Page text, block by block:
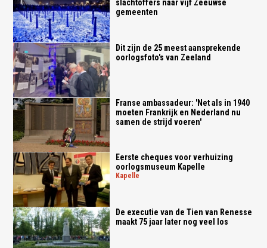
slachtoffers naar vijf Zeeuwse
gemeenten
Dit zijn de 25 meest aansprekende
oorlogsfoto's van Zeeland
Franse ambassadeur: 'Net als in 1940
moeten Frankrijk en Nederland nu
samen de strijd voeren'
Eerste cheques voor verhuizing
oorlogsmuseum Kapelle
kapelle
De executie van de Tien van Renesse
maakt 75 jaar later nog veel los